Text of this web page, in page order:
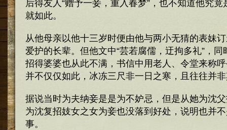
后得友人“赠予一妾，重入春梦”，也不知道他究
就如此。
从他母亲以他十三岁时便由他与两小无猜的表妹
爱护的长辈。但他文中“芸若腐儒，迂拘多礼”，
招得婆婆也从此不满，书信中用老人、令堂来称
并不仅仅如此，冰冻三尺非一日之寒，且往往并
据说当时为夫纳妾是是为不妒忌，但是从她为沈
为沈复招妓女之女为妾也没落到好处，说明也并
事。